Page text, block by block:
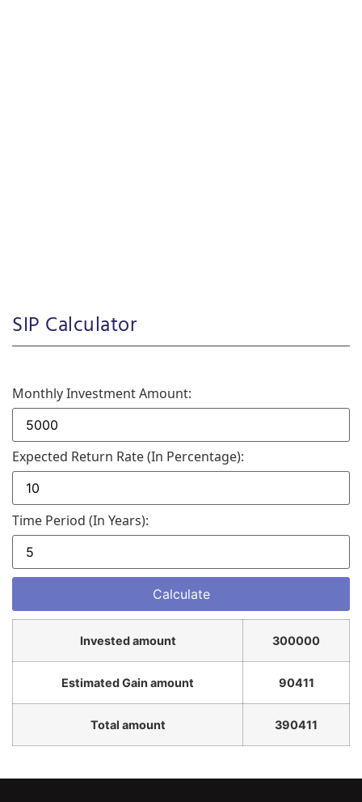
SIP Calculator
Monthly Investment Amount:
Expected Return Rate (in Percentage):
Time Period (in Years):
Invested amount 300000
Estimated Gain amount 90411
Total amount 390411